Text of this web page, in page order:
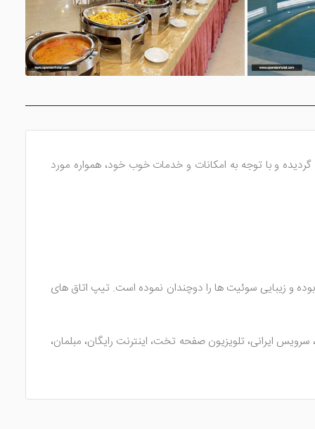
است که با لول 4 ستاره؛ امکاناتی عالی ارائه می دهد. هتل پارمیدا کیش در سال 1393 احداث گردیده و با توجه به امکانات و خدمات خوب خود، همواره مورد
و زیبایی سوئیت ها را دوچندان نموده است. تیپ اتاق های
ایرانی، تلویزیون صفحه تخت، اینترنت رایگان، مبلمان،